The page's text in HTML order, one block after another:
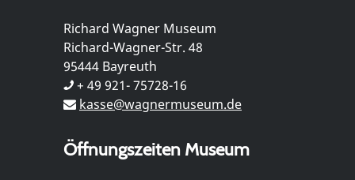
Richard Wagner Museum
Richard-Wagner-Str. 48
95444 Bayreuth
+ 49 921- 75728-16
kasse@wagnermuseum.de
Öffnungszeiten Museum